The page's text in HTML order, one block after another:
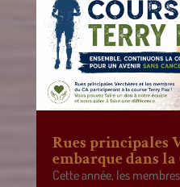
Rues principales
embarque dans
Cette année, les